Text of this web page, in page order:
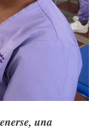
una